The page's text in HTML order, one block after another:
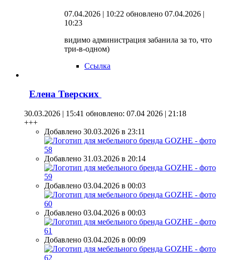
07.04.2026 | 10:22 обновлено 07.04.2026 |
10:23
видимо администрация забанила за то, что
три-в-одном)
Ссылка
Елена Тверских
30.03.2026 | 15:41 обновлено: 07.04 2026 | 21:18
+++
Добавлено 30.03.2026 в 23:11
Добавлено 31.03.2026 в 20:14
Добавлено 03.04.2026 в 00:03
Добавлено 03.04.2026 в 00:03
Добавлено 03.04.2026 в 00:09